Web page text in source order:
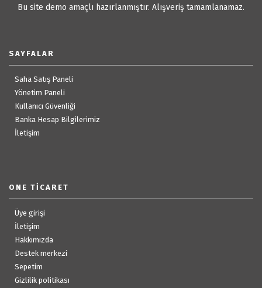
Bu site demo amaçlı hazırlanmıştır. Alışveriş tamamlanamaz.
SAYFALAR
Saha Satış Paneli
Yönetim Paneli
Kullanıcı Güvenliği
Banka Hesap Bilgilerimiz
İletişim
ONE TICARET
Üye girişi
İletişim
Hakkımızda
Destek merkezi
Sepetim
Gizlilik politikası